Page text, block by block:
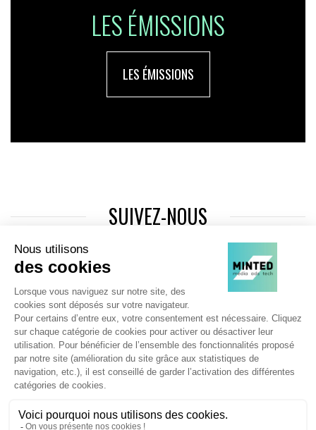
LES ÉMISSIONS
LES ÉMISSIONS
SUIVEZ-NOUS
Agence web:Novius